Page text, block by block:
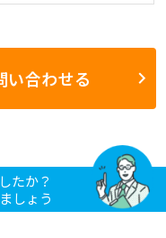
い合わせる
たか？
しょう